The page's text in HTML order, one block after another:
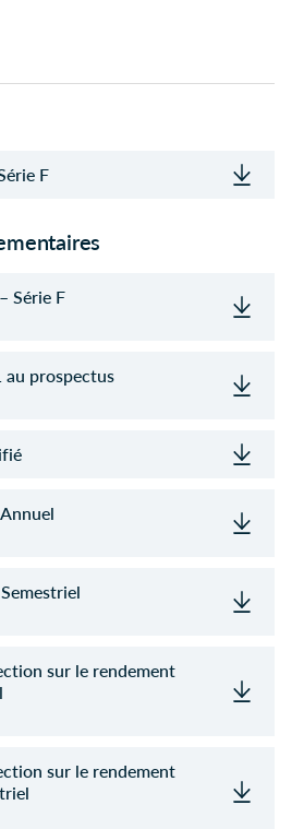
F
Série F
prospectus
sur le rendement
sur le rendement